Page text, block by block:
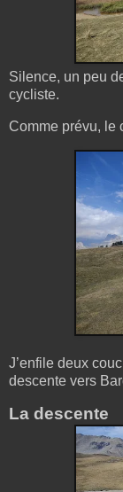
Silence, un peu
cycliste.
Comme prévu, le
J’enfile deux
descente vers
La descente